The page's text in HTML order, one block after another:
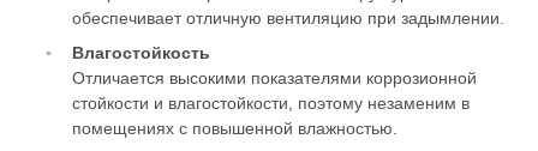
обеспечивает отличную вентиляцию при задымлении.
Влагостойкость
Отличается высокими показателями коррозионной
стойкости и влагостойкости, поэтому незаменим в
помещениях с повышенной влажностью.